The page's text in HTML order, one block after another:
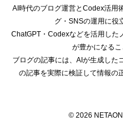
AI時代のブログ運営とCodex活用
グ・SNSの運用に役
ChatGPT・Codexなどを活用した
が豊かになるこ
ブログの記事には、AIが生成した
の記事を実際に検証して情報の
© 2026